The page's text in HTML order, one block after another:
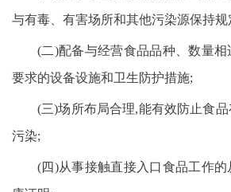
与有毒、有害场所和其他污染源保持规
(二)配备与经营食品品种、数量
要求的设备设施和卫生防护措施;
(三)场所布局合理,能有效防止食
污染;
(四)从事接触直接入口食品工作